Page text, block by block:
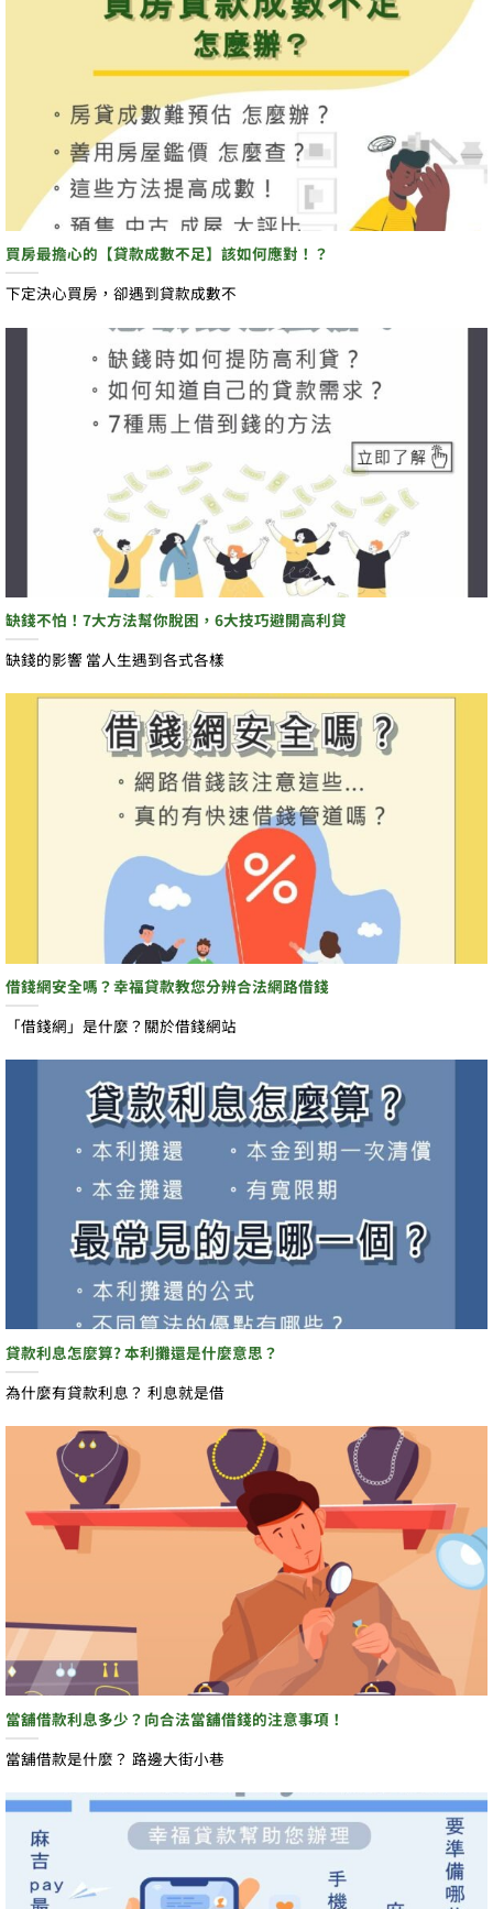
買房最擔心的【貸款成數不足】該如何應對！？
下定決心買房，卻遇到貸款成數不
缺錢不怕！7大方法幫你脫困，6大技巧避開高利貸
缺錢的影響 當人生遇到各式各樣
借錢網安全嗎？幸福貸款教您分辨合法網路借錢
「借錢網」是什麼？關於借錢網站
貸款利息怎麼算? 本利攤還是什麼意思？
為什麼有貸款利息？ 利息就是借
當舖借款利息多少？向合法當舖借錢的注意事項！
當舖借款是什麼？ 路邊大街小巷